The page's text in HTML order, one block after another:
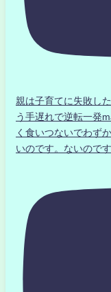
親は子育てに失敗し
う手遅れで逆転一発
く食いつないでわず
いのです。ないのです